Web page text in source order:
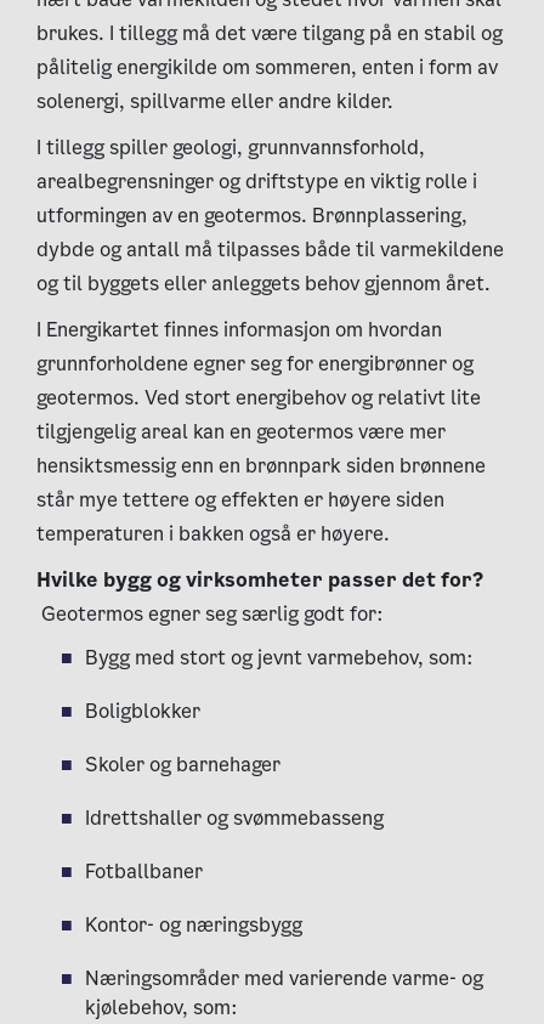
brukes. I tillegg må det være tilgang på en stabil og
pålitelig energikilde om sommeren, enten i form av
solenergi, spillvarme eller andre kilder.
I tillegg spiller geologi, grunnvannsforhold,
arealbegrensninger og driftstype en viktig rolle i
utformingen av en geotermos. Brønnplassering,
dybde og antall må tilpasses både til varmekildene
og til byggets eller anleggets behov gjennom året.
I Energikartet finnes informasjon om hvordan
grunnforholdene egner seg for energibrønner og
geotermos. Ved stort energibehov og relativt lite
tilgjengelig areal kan en geotermos være mer
hensiktsmessig enn en brønnpark siden brønnene
står mye tettere og effekten er høyere siden
temperaturen i bakken også er høyere.
Hvilke bygg og virksomheter passer det for?
Geotermos egner seg særlig godt for:
Bygg med stort og jevnt varmebehov, som:
Boligblokker
Skoler og barnehager
Idrettshaller og svømmebasseng
Fotballbaner
Kontor- og næringsbygg
Næringsområder med varierende varme- og
kjølebehov, som: